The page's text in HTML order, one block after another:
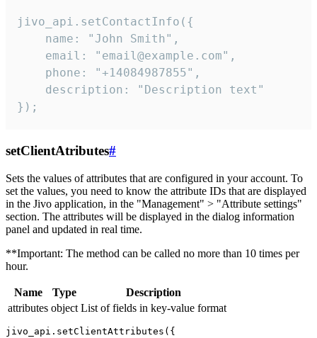
jivo_api.setContactInfo({
    name: "John Smith",
    email: "email@example.com",
    phone: "+14084987855",
    description: "Description text"
});
setClientAtributes#
Sets the values ​​of attributes that are configured in your account. To
set the values, you need to know the attribute IDs that are displayed
in the Jivo application, in the "Management" > "Attribute settings"
section. The attributes will be displayed in the dialog information
panel and updated in real time.
**Important: The method can be called no more than 10 times per
hour.
Name Type
Description
attributes object List of fields in key-value format
jivo_api.setClientAttributes({